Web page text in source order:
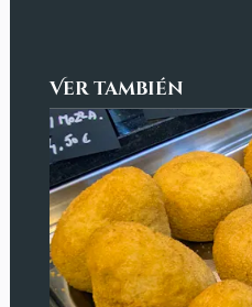
Ver también